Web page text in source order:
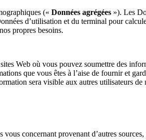
(« Données agrégées »). Les
d’utilisation et du terminal pour
propres besoins.
Web où vous pouvez soumettre des
que vous êtes à l’aise de fournir et
sera visible aux autres utilisateurs de
concernant provenant d’autres sources,